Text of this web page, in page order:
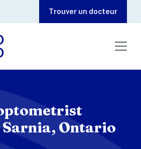
Aller au contenu principal
Trouver un docteur
Sarnia, Ontario